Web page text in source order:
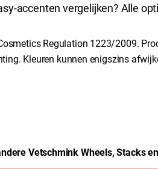
accenten vergelijken? Alle
Regulation 1223/2009.
Kleuren kunnen enigszins
Vetschmink Wheels, Stacks